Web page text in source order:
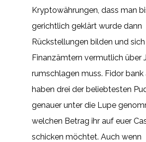
Kryptowährungen, dass man
gerichtlich geklärt wurde dann
Rückstellungen bilden und
Finanzämtern vermutlich über
rumschlagen muss. Fidor bank
haben drei der beliebtesten
genauer unter die Lupe
welchen Betrag ihr auf euer
schicken möchtet. Auch wenn